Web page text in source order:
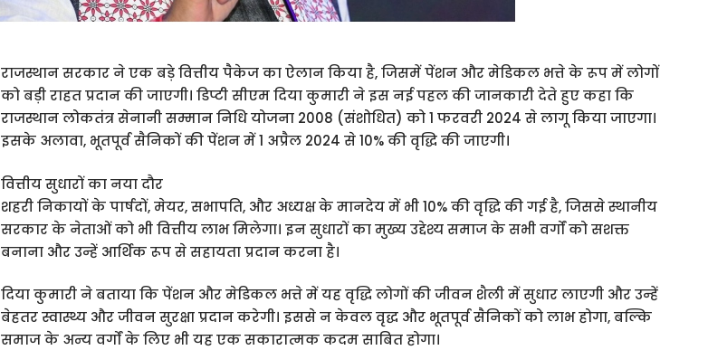
राजस्थान सरकार ने एक बड़े वित्तीय पैकेज का ऐलान किया है, जिसमें पेंशन और मेडिकल भत्ते के रूप में लोगों
को बड़ी राहत प्रदान की जाएगी। डिप्टी सीएम दिया कुमारी ने इस नई पहल की जानकारी देते हुए कहा कि
राजस्थान लोकतंत्र सेनानी सम्मान निधि योजना 2008 (संशोधित) को 1 फरवरी 2024 से लागू किया जाएगा।
इसके अलावा, भूतपूर्व सैनिकों की पेंशन में 1 अप्रैल 2024 से 10% की वृद्धि की जाएगी।
वित्तीय सुधारों का नया दौर
शहरी निकायों के पार्षदों, मेयर, सभापति, और अध्यक्ष के मानदेय में भी 10% की वृद्धि की गई है, जिससे स्थानीय
सरकार के नेताओं को भी वित्तीय लाभ मिलेगा। इन सुधारों का मुख्य उद्देश्य समाज के सभी वर्गों को सशक्त
बनाना और उन्हें आर्थिक रूप से सहायता प्रदान करना है।
दिया कुमारी ने बताया कि पेंशन और मेडिकल भत्ते में यह वृद्धि लोगों की जीवन शैली में सुधार लाएगी और उन्हें
बेहतर स्वास्थ्य और जीवन सुरक्षा प्रदान करेगी। इससे न केवल वृद्ध और भूतपूर्व सैनिकों को लाभ होगा, बल्कि
समाज के अन्य वर्गों के लिए भी यह एक सकारात्मक कदम साबित होगा।